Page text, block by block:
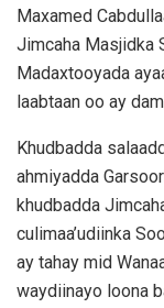
Maxamed
Jimcaha Masjidka
Madaxtooyada
laabtaan oo ay
Khudbadda
ahmiyadda
khudbadda
culimaa’udiinka
ay tahay mid
waydiinayo loona